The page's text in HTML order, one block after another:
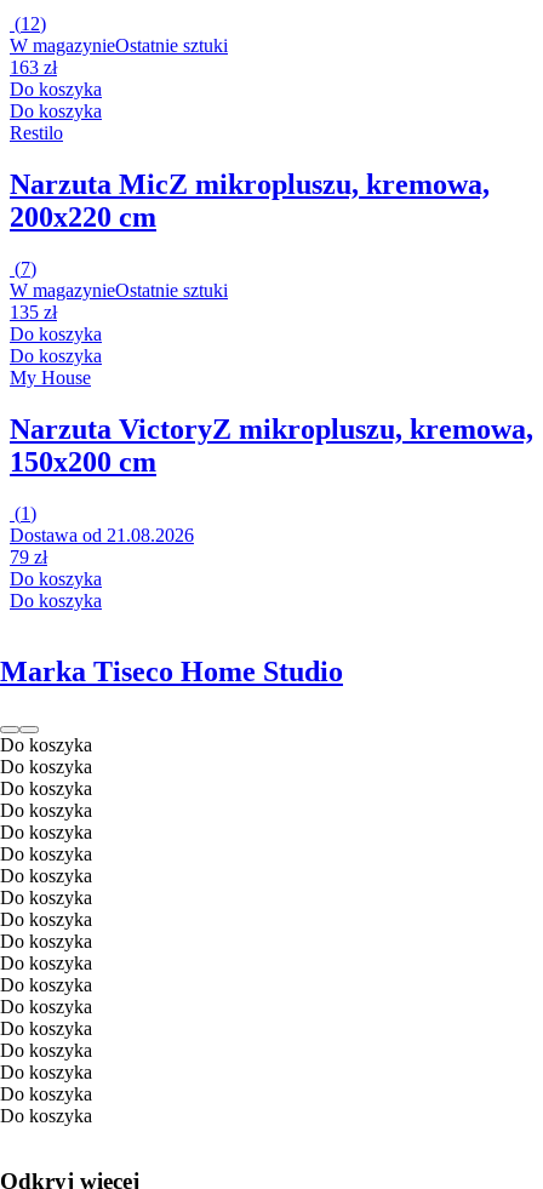
(12)
W magazynieOstatnie sztuki
163 zł
Do koszyka
Do koszyka
Restilo
Narzuta MicZ mikropluszu, kremowa,
200x220 cm
(7)
W magazynieOstatnie sztuki
135 zł
Do koszyka
Do koszyka
My House
Narzuta VictoryZ mikropluszu, kremowa,
150x200 cm
(1)
Dostawa od 21.08.2026
79 zł
Do koszyka
Do koszyka
Marka Tiseco Home Studio
Do koszyka
Do koszyka
Do koszyka
Do koszyka
Do koszyka
Do koszyka
Do koszyka
Do koszyka
Do koszyka
Do koszyka
Do koszyka
Do koszyka
Do koszyka
Do koszyka
Do koszyka
Do koszyka
Do koszyka
Do koszyka
Odkryj więcej